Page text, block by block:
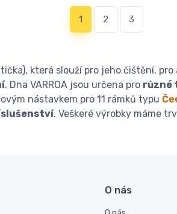
1 (current)
2 3
která slouží pro jeho čištění,
. Dna VARROA jsou určena pro různé
nástavkem pro 11 rámků typu
. Veškeré výrobky máme
O nás